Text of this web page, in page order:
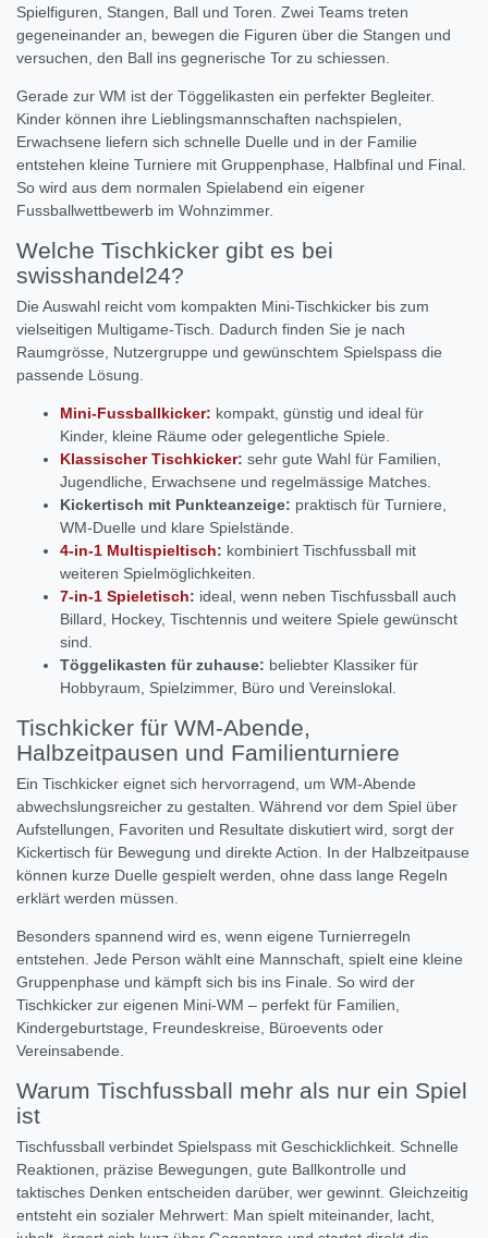
Spielfiguren, Stangen, Ball und Toren. Zwei Teams treten
gegeneinander an, bewegen die Figuren über die Stangen und
versuchen, den Ball ins gegnerische Tor zu schiessen.
Gerade zur WM ist der Töggelikasten ein perfekter Begleiter.
Kinder können ihre Lieblingsmannschaften nachspielen,
Erwachsene liefern sich schnelle Duelle und in der Familie
entstehen kleine Turniere mit Gruppenphase, Halbfinal und Final.
So wird aus dem normalen Spielabend ein eigener
Fussballwettbewerb im Wohnzimmer.
Welche Tischkicker gibt es bei
swisshandel24?
Die Auswahl reicht vom kompakten Mini-Tischkicker bis zum
vielseitigen Multigame-Tisch. Dadurch finden Sie je nach
Raumgrösse, Nutzergruppe und gewünschtem Spielspass die
passende Lösung.
Mini-Fussballkicker: kompakt, günstig und ideal für
Kinder, kleine Räume oder gelegentliche Spiele.
Klassischer Tischkicker: sehr gute Wahl für Familien,
Jugendliche, Erwachsene und regelmässige Matches.
Kickertisch mit Punkteanzeige: praktisch für Turniere,
WM-Duelle und klare Spielstände.
4-in-1 Multispieltisch: kombiniert Tischfussball mit
weiteren Spielmöglichkeiten.
7-in-1 Spieletisch: ideal, wenn neben Tischfussball auch
Billard, Hockey, Tischtennis und weitere Spiele gewünscht
sind.
Töggelikasten für zuhause: beliebter Klassiker für
Hobbyraum, Spielzimmer, Büro und Vereinslokal.
Tischkicker für WM-Abende,
Halbzeitpausen und Familienturniere
Ein Tischkicker eignet sich hervorragend, um WM-Abende
abwechslungsreicher zu gestalten. Während vor dem Spiel über
Aufstellungen, Favoriten und Resultate diskutiert wird, sorgt der
Kickertisch für Bewegung und direkte Action. In der Halbzeitpause
können kurze Duelle gespielt werden, ohne dass lange Regeln
erklärt werden müssen.
Besonders spannend wird es, wenn eigene Turnierregeln
entstehen. Jede Person wählt eine Mannschaft, spielt eine kleine
Gruppenphase und kämpft sich bis ins Finale. So wird der
Tischkicker zur eigenen Mini-WM – perfekt für Familien,
Kindergeburtstage, Freundeskreise, Büroevents oder
Vereinsabende.
Warum Tischfussball mehr als nur ein Spiel
ist
Tischfussball verbindet Spielspass mit Geschicklichkeit. Schnelle
Reaktionen, präzise Bewegungen, gute Ballkontrolle und
taktisches Denken entscheiden darüber, wer gewinnt. Gleichzeitig
entsteht ein sozialer Mehrwert: Man spielt miteinander, lacht,